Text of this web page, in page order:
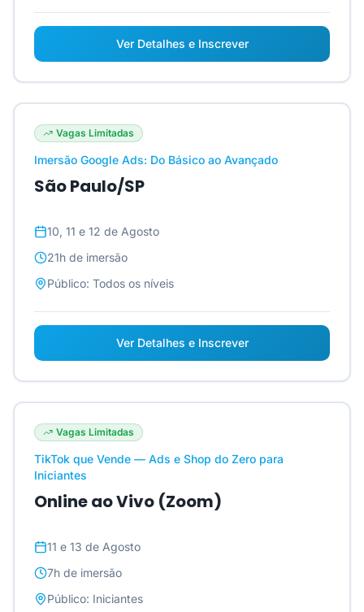
Ver Detalhes e Inscrever
Vagas Limitadas
Imersão Google Ads: Do Básico ao Avançado
São Paulo/SP
10, 11 e 12 de Agosto
21h de imersão
Público: Todos os níveis
Ver Detalhes e Inscrever
Vagas Limitadas
TikTok que Vende — Ads e Shop do Zero para
Iniciantes
Online ao Vivo (Zoom)
11 e 13 de Agosto
7h de imersão
Público: Iniciantes